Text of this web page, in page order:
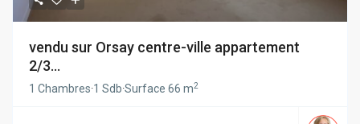
vendu sur Orsay centre-ville appartement
2/3...
1 Chambres·1 Sdb·Surface66 m2